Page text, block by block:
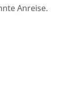
Anreise.